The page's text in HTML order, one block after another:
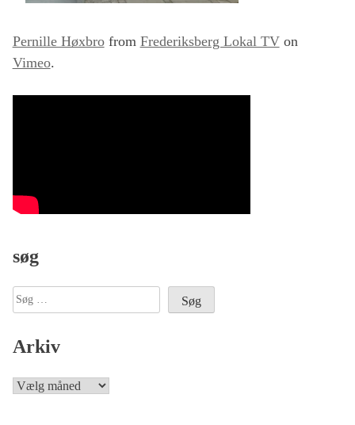
Pernille Høxbrofrom Frederiksberg Lokal TVon
Vimeo.
søg
Søg
Arkiv
Arkiv